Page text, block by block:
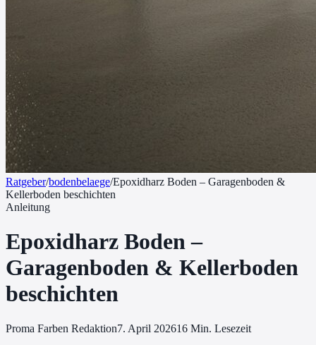
Ratgeber/bodenbelaege/Epoxidharz Boden – Garagenboden &
Kellerboden beschichten
Anleitung
Epoxidharz Boden –
Garagenboden & Kellerboden
beschichten
Proma Farben Redaktion7. April 202616 Min. Lesezeit